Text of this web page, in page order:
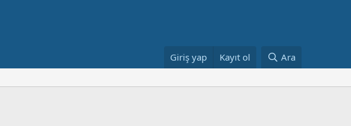
Giriş yap Kayıt ol Ara